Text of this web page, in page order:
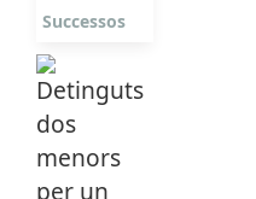
Successos